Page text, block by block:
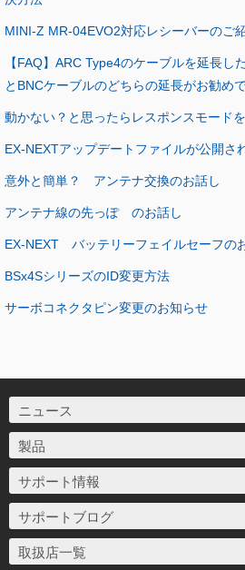
MINI-Z MR-04EVO2対応レシーバーのご
【FAQ】ARC Type4のケーブルを延長し
とBNCケーブルのどちらの延長がお勧め
動かない？と思ったらレスポンスモード
EX-NEXTアップデートファイルが公開さ
意外と簡単？ アンテナ交換のお話し
アンテナ線の先っぽ のお話し
EX-NEXT バッテリーフェイルセーフの
BSx4SシリーズのID変更方法
サーボコネクタピン変更のお知らせ
ニュース
製品
サポート情報
サポートブログ
取扱店一覧